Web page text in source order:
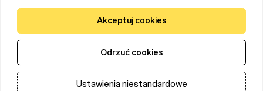
utrzymanie czystości w miejscu pracy. Dzięki temu cały
proces przygotowania drobiu jest bardziej efektywny,
szybki i przyjazny dla hodowcy.
Akceptuj cookies
Odrzuć cookies
Ustawienia niestandardowe